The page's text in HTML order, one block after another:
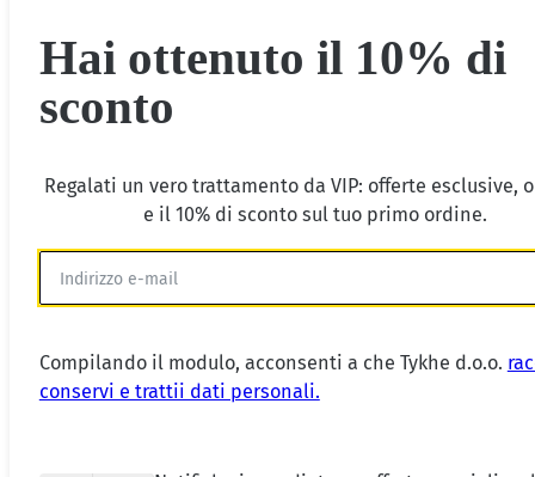
Hai ottenuto il 10% di
sconto
Regalati un vero trattamento da VIP: offerte esclusive,
e il 10% di sconto sul tuo primo ordine.
Compilando il modulo, acconsenti a che Tykhe d.o.o.
conservi e trattii dati personali.